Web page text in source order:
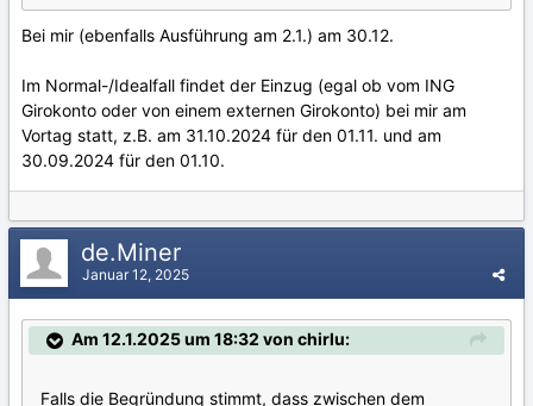
Bei mir (ebenfalls Ausführung am 2.1.) am 30.12.
Im Normal-/Idealfall findet der Einzug (egal ob vom ING
Girokonto oder von einem externen Girokonto) bei mir am
Vortag statt, z.B. am 31.10.2024 für den 01.11. und am
30.09.2024 für den 01.10.
de.Miner
Januar 12, 2025
Am 12.1.2025 um 18:32 von chirlu:
Falls die Begründung stimmt, dass zwischen dem